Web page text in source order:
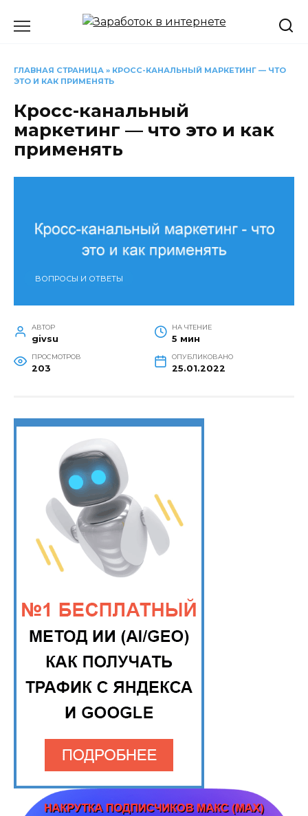
ГЛАВНАЯ СТРАНИЦА » КРОСС-КАНАЛЬНЫЙ МАРКЕТИНГ — ЧТО
ЭТО И КАК ПРИМЕНЯТЬ
Кросс-канальный
маркетинг — что это и как
применять
ВОПРОСЫ И ОТВЕТЫ
АВТОР
givsu
НА ЧТЕНИЕ
5 мин
ПРОСМОТРОВ
203
ОПУБЛИКОВАНО
25.01.2022